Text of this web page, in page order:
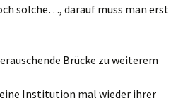
solche…, darauf muss man erst
Brücke zu weiterem
Institution mal wieder ihrer